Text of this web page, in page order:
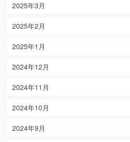
2025年3月
2025年2月
2025年1月
2024年12月
2024年11月
2024年10月
2024年9月